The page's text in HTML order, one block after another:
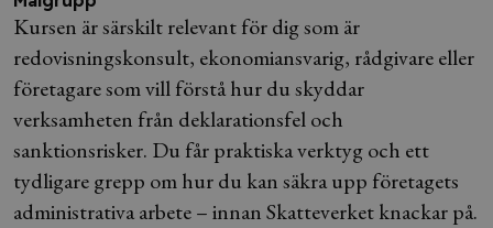
Kursen är särskilt relevant för dig som är
redovisningskonsult, ekonomiansvarig, rådgivare eller
företagare som vill förstå hur du skyddar
verksamheten från deklarationsfel och
sanktionsrisker. Du får praktiska verktyg och ett
tydligare grepp om hur du kan säkra upp företagets
administrativa arbete – innan Skatteverket knackar på.